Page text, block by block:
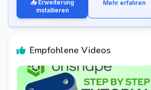
📥 Erweiterung
installieren
Mehr erfahren
Empfohlene Videos